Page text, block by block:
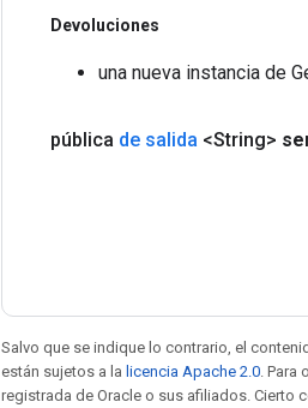
Devoluciones
una nueva instancia de
pública de salida <String>
Salvo que se indique lo contrario, el
están sujetos a la licencia Apache 2.0 .
registrada de Oracle o sus afiliados. Cierto